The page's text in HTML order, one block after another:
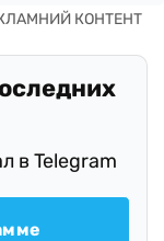
в Telegram